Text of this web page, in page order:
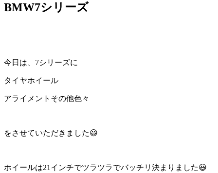
BMW7シリーズ
今日は、7シリーズに
タイヤホイール
アライメントその他色々
をさせていただきました😃
ホイールは21インチでツラツラでバッチリ決まりました😃